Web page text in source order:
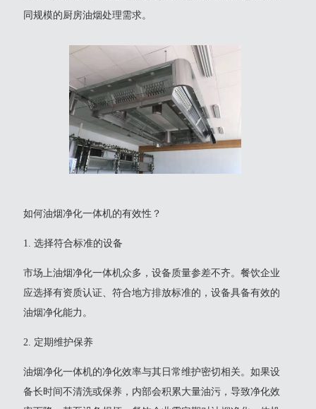
同规模的厨房油烟处理需求‌。
如何油烟净化一体机的有效性？
1. 选择符合标准的设备
市场上油烟净化一体机众多，设备质量参差不齐。餐饮企业
应选择有资质认证、符合地方排放标准的，设备具备有效的
油烟净化能力。
2. 定期维护保养
油烟净化一体机的净化效率与其日常维护密切相关。如果设
备长时间不清洗或保养，内部会积累大量油污，导致净化效